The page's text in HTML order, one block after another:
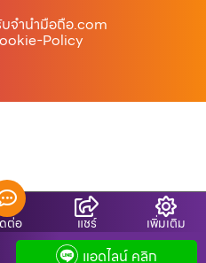
จํานํามือถือ.com
Policy
ต่อ แชร์ เพิ่มเติม
แอดไลน์ คลิก